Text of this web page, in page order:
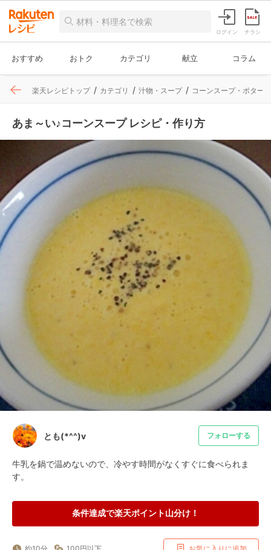
ログイン チラシ
おすすめ おトク カテゴリ 献立 コラム
楽天レシピトップ カテゴリ 汁物・スープ コーンスープ・ポター
あま～い♪コーンスープ レシピ・作り方
とも(*^^)v フォローする
牛乳を鍋で温めないので、冷やす時間がなくすぐに食べられま
す。
条件達成で楽天ポイント山分け！